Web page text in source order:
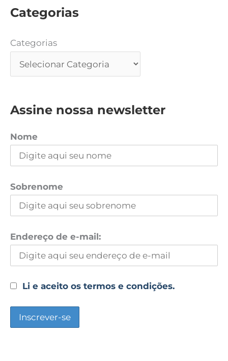
Categorias
Categorias
Assine nossa newsletter
Nome
Sobrenome
Endereço de e-mail:
Li e aceito os termos e condições.